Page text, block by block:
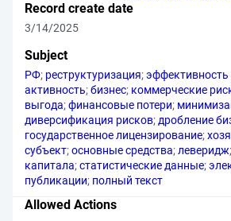
Record create date
3/14/2025
Subject
РФ; реструктуризация;эффективность
активность;бизнес; коммерческие
выгода;финансовые потери;
диверсификация рисков; дробление
государственное лицензирование;
субъект;основные средства;леверидж;
капитала;статистические данные;
публикации; полный текст
Allowed Actions